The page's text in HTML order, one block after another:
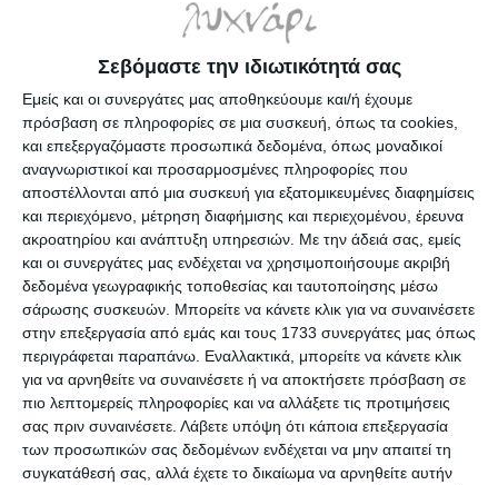
Σεβόμαστε την ιδιωτικότητά σας
Εμείς και οι συνεργάτες μας αποθηκεύουμε και/ή έχουμε
πρόσβαση σε πληροφορίες σε μια συσκευή, όπως τα cookies,
και επεξεργαζόμαστε προσωπικά δεδομένα, όπως μοναδικοί
αναγνωριστικοί και προσαρμοσμένες πληροφορίες που
αποστέλλονται από μια συσκευή για εξατομικευμένες διαφημίσεις
και περιεχόμενο, μέτρηση διαφήμισης και περιεχομένου, έρευνα
ακροατηρίου και ανάπτυξη υπηρεσιών. Με την άδειά σας, εμείς
και οι συνεργάτες μας ενδέχεται να χρησιμοποιήσουμε ακριβή
δεδομένα γεωγραφικής τοποθεσίας και ταυτοποίησης μέσω
σάρωσης συσκευών. Μπορείτε να κάνετε κλικ για να συναινέσετε
στην επεξεργασία από εμάς και τους 1733 συνεργάτες μας όπως
περιγράφεται παραπάνω. Εναλλακτικά, μπορείτε να κάνετε κλικ
για να αρνηθείτε να συναινέσετε ή να αποκτήσετε πρόσβαση σε
πιο λεπτομερείς πληροφορίες και να αλλάξετε τις προτιμήσεις
σας πριν συναινέσετε. Λάβετε υπόψη ότι κάποια επεξεργασία
των προσωπικών σας δεδομένων ενδέχεται να μην απαιτεί τη
συγκατάθεσή σας, αλλά έχετε το δικαίωμα να αρνηθείτε αυτήν
Ελληνικό λεξικό (νέα
13,90€ 11,50€
Κατηγορίες
Κατασκευαστές